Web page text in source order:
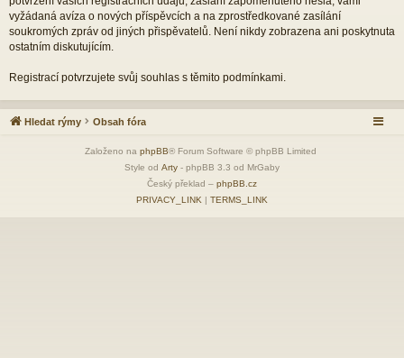
vyžádaná avíza o nových příspěvcích a na zprostředkované zasílání
soukromých zpráv od jiných přispěvatelů. Není nikdy zobrazena ani poskytnuta
ostatním diskutujícím.
Registrací potvrzujete svůj souhlas s těmito podmínkami.
Hledat rýmy Obsah fóra
Založeno na phpBB® Forum Software © phpBB Limited
Style od Arty - phpBB 3.3 od MrGaby
Český překlad – phpBB.cz
PRIVACY_LINK | TERMS_LINK